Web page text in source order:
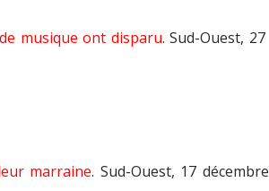
musique ont disparu. Sud-Ouest, 27
marraine. Sud-Ouest, 17 décembre